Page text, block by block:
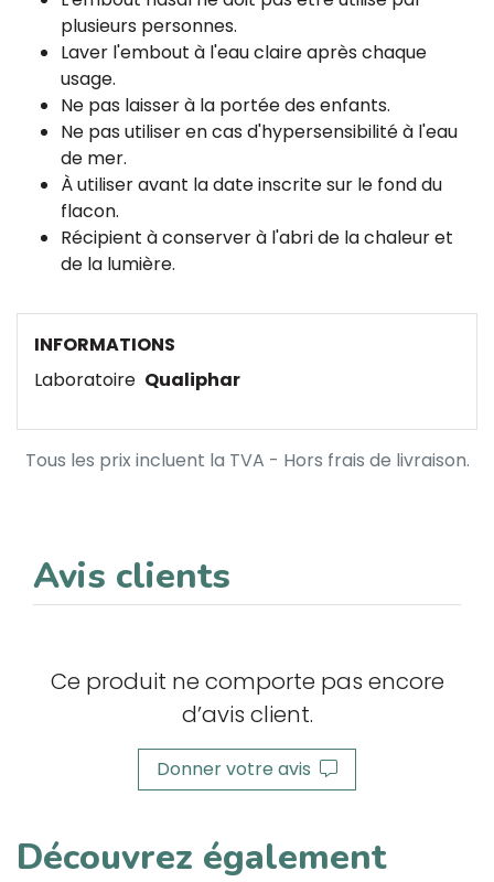
plusieurs personnes.
Laver l'embout à l'eau claire après chaque
usage.
Ne pas laisser à la portée des enfants.
Ne pas utiliser en cas d'hypersensibilité à l'eau
de mer.
À utiliser avant la date inscrite sur le fond du
flacon.
Récipient à conserver à l'abri de la chaleur et
de la lumière.
INFORMATIONS
Laboratoire Qualiphar
Tous les prix incluent la TVA - Hors frais de livraison.
Avis clients
Ce produit ne comporte pas encore
d’avis client.
Donner votre avis
Découvrez également